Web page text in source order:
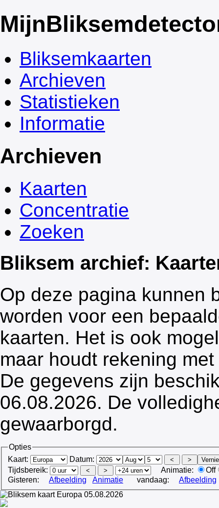
Mijn
Bliksemkaarten
Archieven
Statistieken
Informatie
Archieven
Kaarten
Concentratie
Zoeken
Bliksem archief:
Op deze pagina kunnen
worden voor een
kaarten. Het is ook
maar houdt rekening
De gegevens zijn
06.08.2026. De
gewaarborgd.
Opties
Kaart:
Datum:
Tijdsbereik:
Animatie:
Off
Gisteren:
Afbeelding Animatie vandaag: Afbeelding